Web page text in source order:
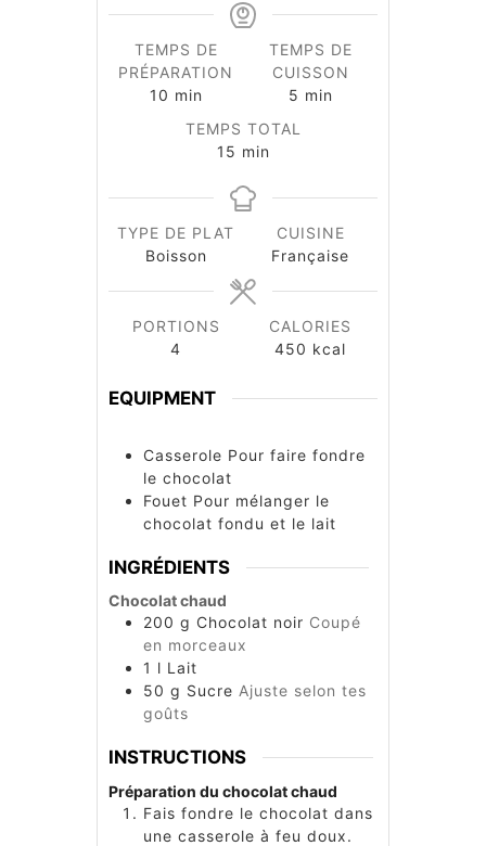
TEMPS DE
PRÉPARATION
10 minutes
min
TEMPS DE
CUISSON
5 minutes
min
TEMPS TOTAL
15 minutes
min
TYPE DE PLAT
Boisson
CUISINE
Française
PORTIONS
4
CALORIES
450 kcal
EQUIPMENT
Casserole Pour faire fondre
le chocolat
Fouet Pour mélanger le
chocolat fondu et le lait
INGRÉDIENTS
Chocolat chaud
200 g Chocolat noir Coupé
en morceaux
1 l Lait
50 g Sucre Ajuste selon tes
goûts
INSTRUCTIONS
Préparation du chocolat chaud
Fais fondre le chocolat dans
une casserole à feu doux.